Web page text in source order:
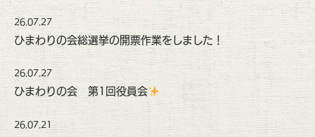
26.07.27
ひまわりの会総選挙の開票作業をしました！
26.07.27
ひまわりの会 第1回役員会
26.07.21